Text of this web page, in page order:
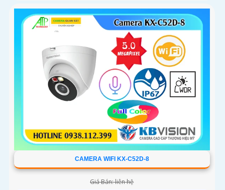
CAMERA WIFI KX-C52D-8
Giá Bán: liên hệ